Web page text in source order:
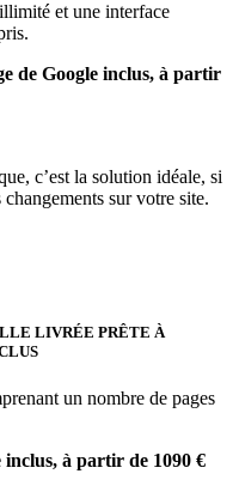
et une interface
de Google inclus, à partir
c’est la solution idéale, si
sur votre site.
LIVRÉE PRÊTE À
un nombre de pages
inclus, à partir de 1090 €